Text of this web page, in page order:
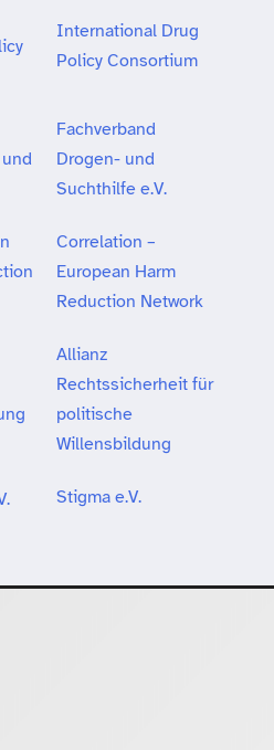
International Drug
Policy Consortium
Fachverband
Drogen- und
Suchthilfe e.V.
Correlation –
European Harm
Reduction Network
Allianz
Rechtssicherheit für
politische
Willensbildung
Stigma e.V.